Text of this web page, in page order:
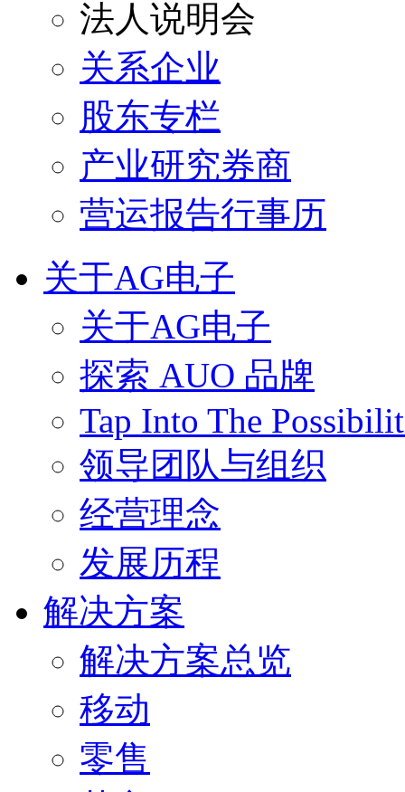
法人说明会
关系企业
股东专栏
产业研究券商
营运报告行事历
关于AG电子
关于AG电子
探索 AUO 品牌
Tap Into The
领导团队与组织
经营理念
发展历程
解决方案
解决方案总览
移动
零售